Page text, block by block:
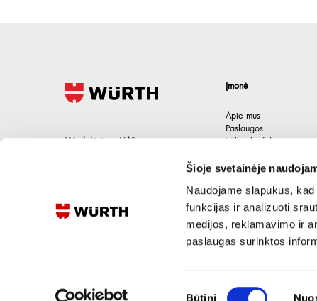
Šioje svetainėje
Naudojame slapukus,
funkcijas ir analizuoti
medijos, reklamavimo ir
paslaugas surinktos
Būtini
Wurth Lietuva UAB
Lietuva
Įmonė
Apie mus
Paslaugos
Etikos kodeksas
Kontaktai